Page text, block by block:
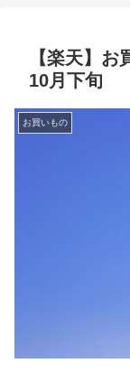
【楽天】
10月下旬
お買いもの